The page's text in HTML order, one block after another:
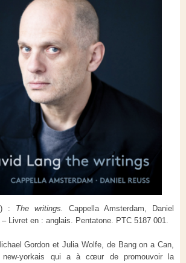
) : The writings.
Cappella Amsterdam, Daniel
– Livret en : anglais. Pentatone. PTC 5187 001.
Gordon et Julia Wolfe, de Bang on a Can,
new-yorkais qui a à cœur de promouvoir la